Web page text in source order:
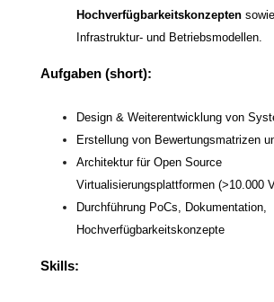
Hochverfügbarkeitskonzepten
Infrastruktur- und Betriebsmodellen.
Aufgaben (short):
Design & Weiterentwicklung von
Erstellung von Bewertungsmatrizen
Architektur für Open Source
Virtualisierungsplattformen (>10.000
Durchführung PoCs, Dokumentation,
Hochverfügbarkeitskonzepte
Skills: